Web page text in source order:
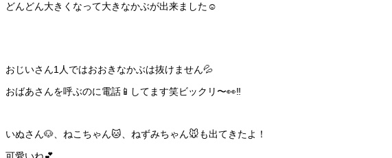
どんどん大きくなって大きなかぶが出来ました☺️
おじいさん1人ではおおきなかぶは抜けません💦
おばあさんを呼ぶのに電話📱してます笑ビックリ〜👀‼️
いぬさん🐶、ねこちゃん🐱、ねずみちゃん🐭も出てきたよ！